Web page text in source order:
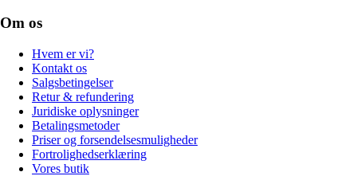
Om os
Hvem er vi?
Kontakt os
Salgsbetingelser
Retur & refundering
Juridiske oplysninger
Betalingsmetoder
Priser og forsendelsesmuligheder
Fortrolighedserklæring
Vores butik